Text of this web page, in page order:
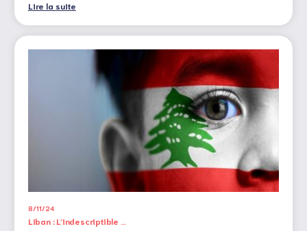
Lire la suite
8/11/24
Liban : L’indescriptible …